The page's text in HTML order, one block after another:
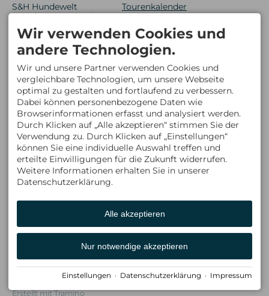
S&H Hundewelt
Wandertouren GmbH
Bödmerstraße 25a
6993 Mittelberg
ÖSTERREICH
Mobil: +43 6763 341135
info@hundewandertouren.at
Tourenkalender
Restplätze
Newsletter
BÜROZEITEN
Mo : 10:00 - 12:00 Uhr
15:00 - 18:00 Uhr
Di : 15:00 - 18:00 Uhr
Mi + Do : 10:00 - 12:00 Uhr
Facebook
Instagram
Whats App
DatenschutzBarrierefreiheitAGB
Erstellt mitTramino
Wir verwenden Cookies und
andere Technologien.
Wir und unsere Partner verwenden Cookies und
vergleichbare Technologien, um unsere Webseite
optimal zu gestalten und fortlaufend zu verbessern.
Dabei können personenbezogene Daten wie
Browserinformationen erfasst und analysiert werden.
Durch Klicken auf „Alle akzeptieren“ stimmen Sie der
Verwendung zu. Durch Klicken auf „Einstellungen“
können Sie eine individuelle Auswahl treffen und
erteilte Einwilligungen für die Zukunft widerrufen.
Weitere Informationen erhalten Sie in unserer
Datenschutzerklärung.
Alle akzeptieren
Nur notwendige akzeptieren
Einstellungen · Datenschutzerklärung · Impressum